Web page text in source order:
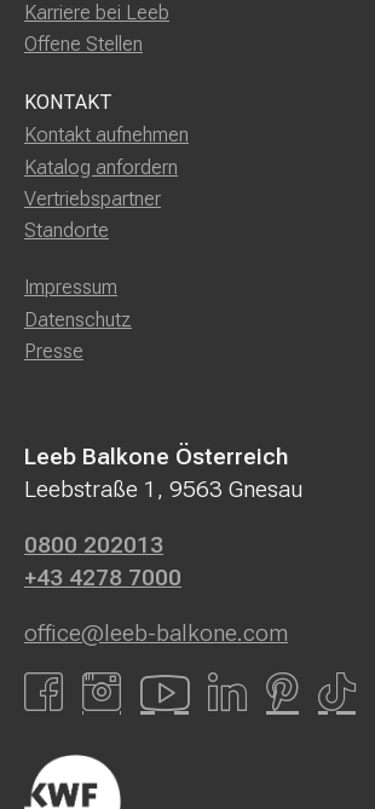
Karriere bei Leeb
Offene Stellen
KONTAKT
Kontakt aufnehmen
Katalog anfordern
Vertriebspartner
Standorte
Impressum
Datenschutz
Presse
Leeb Balkone Österreich
Leebstraße 1, 9563 Gnesau
0800 202013
+43 4278 7000
office@leeb-balkone.com